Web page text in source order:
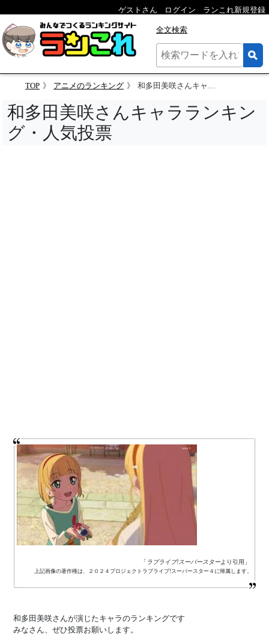
ゲストさん ログイン ランこれ新規登録
全文検索
TOP アニメのランキング 和多田美咲さんキャラランキング・人気投票
和多田美咲さんキャラランキン
グ・人気投票
「 ラブライブ!スーパースターより引用」
上記画像の著作権は、２０２４プロジェクトラブライブ!スーパースター４に帰属します。
和多田美咲さんが演じたキャラのランキングです
みなさん、ぜひ投票お願いします。